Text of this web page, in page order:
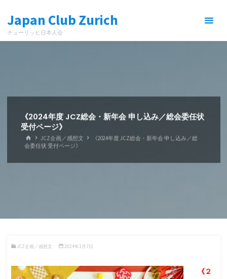
ン
Japan Club Zurich
チューリッヒ日本人会
《2024年度 JCZ総会・新年会 申し込み／総会委任状
受付ページ》
ホ
ー
JCZ企画／感想文
《2024年度 JCZ総会・新年会 申し込み／総
会委任状 受付ページ》
JCZ企画／感想文 2024年1月7日
《２